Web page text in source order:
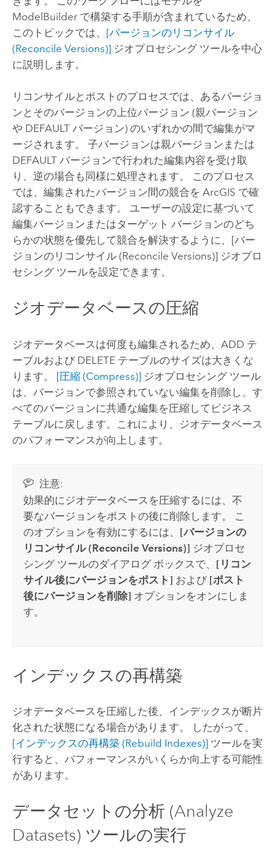
ModelBuilder で構築する手順が含まれているため、
このトピックでは、 [バージョンのリコンサイル
(Reconcile Versions)]ジオプロセシング ツールを中心
に説明します。
リコンサイルとポストのプロセスでは、あるバージョ
ンとそのバージョンの上位バージョン (親バージョン
や DEFAULT バージョン) のいずれかの間で編集がマ
ージされます。 子バージョンは親バージョンまたは
DEFAULT バージョンで行われた編集内容を受け取
り、逆の場合も同様に処理されます。 このプロセス
では、編集されたバージョン間の競合を ArcGIS で確
認することもできます。 ユーザーの設定に基づいて
編集バージョンまたはターゲット バージョンのどち
らかの状態を優先して競合を解決するように、 [バー
ジョンのリコンサイル (Reconcile Versions)] ジオプロ
セシング ツールを設定できます。
ジオデータベースの圧縮
ジオデータベースは何度も編集されるため、ADD テ
ーブルおよび DELETE テーブルのサイズは大きくな
ります。 [圧縮 (Compress)]ジオプロセシング ツール
は、バージョンで参照されていない編集を削除し、す
べてのバージョンに共通な編集を圧縮してビジネス
テーブルに戻します。これにより、ジオデータベース
のパフォーマンスが向上します。
注意:
効果的にジオデータベースを圧縮するには、不
要なバージョンをポストの後に削除します。 こ
のオプションを有効にするには、 [バージョンの
リコンサイル (Reconcile Versions)] ジオプロセ
シング ツールのダイアログ ボックスで、 [リコン
サイル後にバージョンをポスト] および [ポスト
後にバージョンを削除] オプションをオンにしま
す。
インデックスの再構築
ジオデータベースを圧縮した後、インデックスが断片
化された状態になる場合があります。 したがって、
[インデックスの再構築 (Rebuild Indexes)]ツールを実
行すると、パフォーマンスがいくらか向上する可能性
があります。
データセットの分析 (Analyze
Datasets) ツールの実行